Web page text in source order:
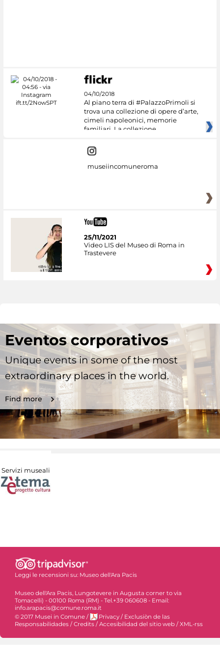
04/10/2018
Al piano terra di #PalazzoPrimoli si
trova una collezione di opere d’arte,
cimeli napoleonici, memorie
familiari. La collezione
museiincomuneroma
25/11/2021
Video LIS del Museo di Roma in
Trastevere
Eventos corporativos
Unique events in some of the most
extraordinary places in the world.
Find more
Servizi museali
Leggi le recensioni su: Museo dell'Ara Pacis
Museo dell'Ara Pacis, Lungotevere in Augusta corner to via
Tomacelli) - 00100 Roma (RM) - Tel.+39 060608 - Email:
info.arapacis@comune.roma.it
© 2017 Musei in Comune / Privacy / Exclusiòn de las
Responsabilidades / Credits / Accesibilidad del sitio web / XML-rss